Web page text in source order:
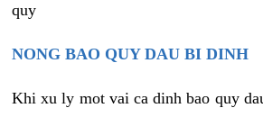
quy
NONG BAO QUY DAU BI DINH
Khi xu ly mot vai ca dinh bao quy